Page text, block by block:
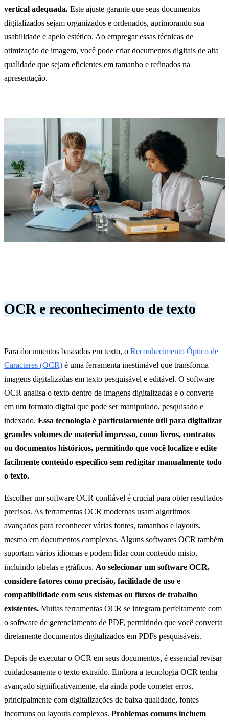
vertical adequada. Este ajuste garante que seus documentos
digitalizados sejam organizados e ordenados, aprimorando sua
usabilidade e apelo estético. Ao empregar essas técnicas de
otimização de imagem, você pode criar documentos digitais de alta
qualidade que sejam eficientes em tamanho e refinados na
apresentação.
OCR e reconhecimento de texto
Para documentos baseados em texto, o Reconhecimento Óptico de
Caracteres (OCR) é uma ferramenta inestimável que transforma
imagens digitalizadas em texto pesquisável e editável. O software
OCR analisa o texto dentro de imagens digitalizadas e o converte
em um formato digital que pode ser manipulado, pesquisado e
indexado. Essa tecnologia é particularmente útil para digitalizar
grandes volumes de material impresso, como livros, contratos
ou documentos históricos, permitindo que você localize e edite
facilmente conteúdo específico sem redigitar manualmente todo
o texto.
Escolher um software OCR confiável é crucial para obter resultados
precisos. As ferramentas OCR modernas usam algoritmos
avançados para reconhecer várias fontes, tamanhos e layouts,
mesmo em documentos complexos. Alguns softwares OCR também
suportam vários idiomas e podem lidar com conteúdo misto,
incluindo tabelas e gráficos. Ao selecionar um software OCR,
considere fatores como precisão, facilidade de uso e
compatibilidade com seus sistemas ou fluxos de trabalho
existentes. Muitas ferramentas OCR se integram perfeitamente com
o software de gerenciamento de PDF, permitindo que você converta
diretamente documentos digitalizados em PDFs pesquisáveis.
Depois de executar o OCR em seus documentos, é essencial revisar
cuidadosamente o texto extraído. Embora a tecnologia OCR tenha
avançado significativamente, ela ainda pode cometer erros,
principalmente com digitalizações de baixa qualidade, fontes
incomuns ou layouts complexos. Problemas comuns incluem